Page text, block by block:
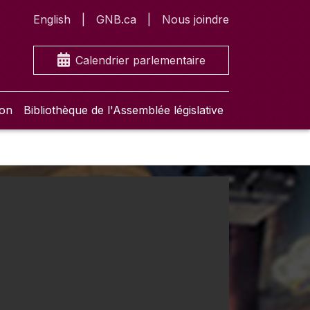
English GNB.ca Nous joindre
Calendrier parlementaire
Bibliothèque de l'Assemblée législative